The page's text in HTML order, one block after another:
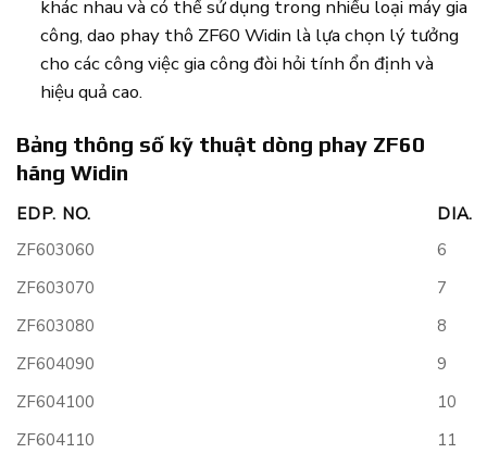
khác nhau và có thể sử dụng trong nhiều loại máy gia
công, dao phay thô ZF60 Widin là lựa chọn lý tưởng
cho các công việc gia công đòi hỏi tính ổn định và
hiệu quả cao.
Bảng thông số kỹ thuật dòng phay ZF60
hãng Widin
EDP. NO.
DIA.
ZF603060
6
ZF603070
7
ZF603080
8
ZF604090
9
ZF604100
10
ZF604110
11